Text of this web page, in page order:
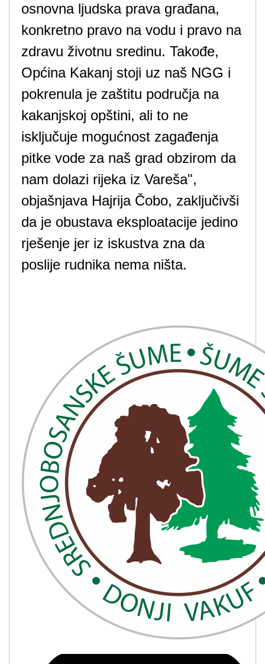
osnovna ljudska prava građana,
konkretno pravo na vodu i pravo na
zdravu životnu sredinu. Takođe,
Općina Kakanj stoji uz naš NGG i
pokrenula je zaštitu područja na
kakanjskoj opštini, ali to ne
isključuje mogućnost zagađenja
pitke vode za naš grad obzirom da
nam dolazi rijeka iz Vareša",
objašnjava Hajrija Čobo, zaključivši
da je obustava eksploatacije jedino
rješenje jer iz iskustva zna da
poslije rudnika nema ništa.